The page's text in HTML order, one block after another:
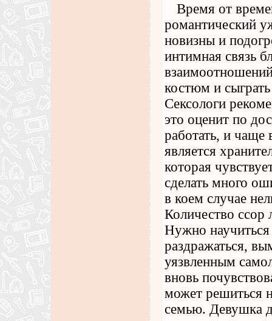
Время от
романтический
новизны и
интимная связь
костюм и
Сексологи
это оценит по
работать, и
является
которая
сделать много
в коем случае
Количество ссор
Нужно научиться
раздражаться,
уязвленным
вновь
может решиться
семью. Девушка